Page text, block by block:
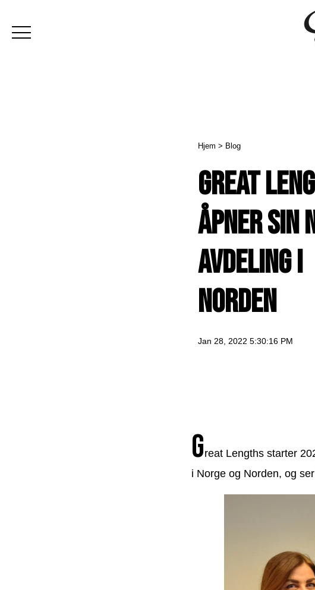
Hjem > Blog
Great
åpner sin
avdeling i
Norden
Jan 28, 2022 5:30:16 PM
Great Lengths starter
i Norge og Norden, og